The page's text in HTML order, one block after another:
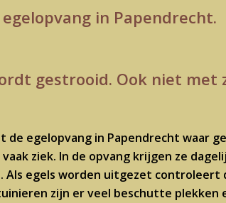
in Papendrecht.
gestrooid. Ook niet met
egelopvang in Papendrecht waar
ziek. In de opvang krijgen ze
egels worden uitgezet controleert
zijn er veel beschutte